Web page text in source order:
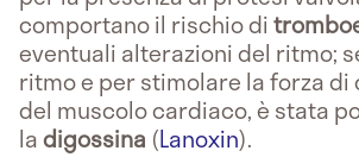
comportano il rischio di
eventuali alterazioni del ritmo;
ritmo e per stimolare la forza di
del muscolo cardiaco, è stata
ladigossina (Lanoxin).